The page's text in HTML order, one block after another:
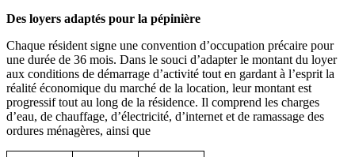
Des loyers adaptés pour la pépinière
Chaque résident signe une convention d’occupation précaire pour
une durée de 36 mois. Dans le souci d’adapter le montant du loyer
aux conditions de démarrage d’activité tout en gardant à l’esprit la
réalité économique du marché de la location, leur montant est
progressif tout au long de la résidence. Il comprend les charges
d’eau, de chauffage, d’électricité, d’internet et de ramassage des
ordures ménagères, ainsi que